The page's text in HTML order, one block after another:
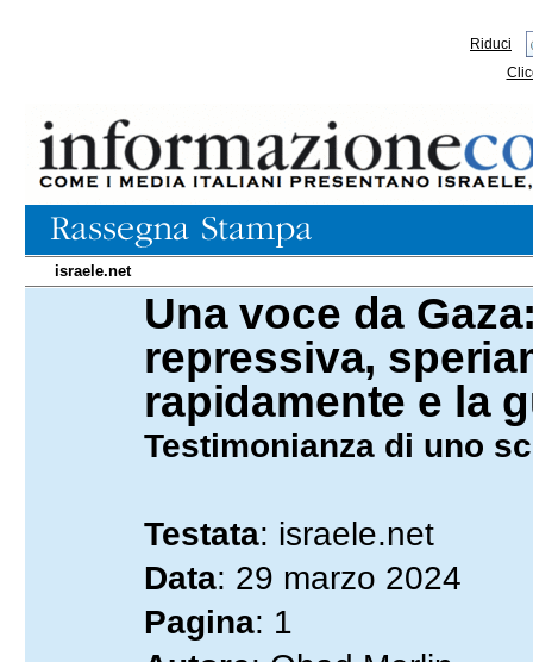
Riduci
israele.net
Una voce da
repressiva,
rapidamente e la
Testimonianza di uno
Testata: israele.net
Data: 29 marzo 2024
Pagina: 1